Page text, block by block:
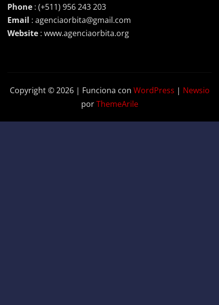
Phone : (+511) 956 243 203
Email : agenciaorbita@gmail.com
Website : www.agenciaorbita.org
Copyright © 2026 | Funciona con WordPress | Newsio
porThemeArile